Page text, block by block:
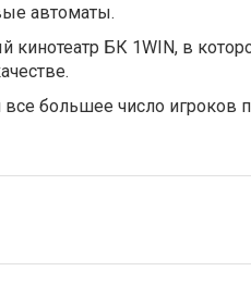
автоматы.
БК 1WIN, в
большее число игроков